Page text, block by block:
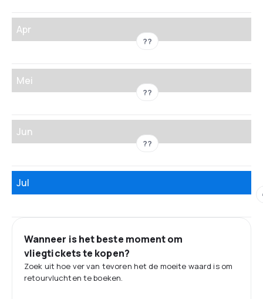
Apr
??
Mei
??
Jun
??
Jul
Wanneer is het beste moment om
vliegtickets te kopen?
Zoek uit hoe ver van tevoren het de moeite waard is om
retourvluchten te boeken.